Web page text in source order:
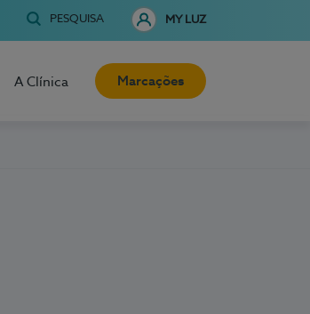
PESQUISA MY LUZ
A Clínica Marcações